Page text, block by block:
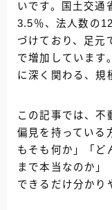
いです。国土交通
3.5％、法人数の
づけており、足元
で増加しています
に深く関わる、規
この記事では、不
偏見を持っている
もそも何か」「ど
まで本当なのか」
できるだけ分かり